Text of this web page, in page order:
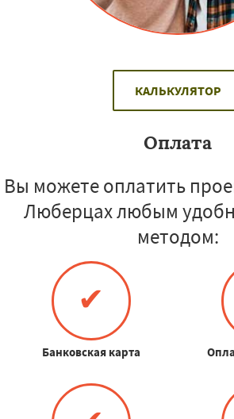
КАЛЬКУЛЯТОР
Оплата
Вы можете оплатить
Люберцах любым
методом:
✔
Банковская карта